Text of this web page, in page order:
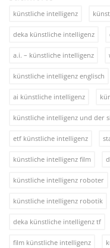
künstliche intelligenz
deka künstliche intelligenz
a.i. – künstliche intelligenz
künstliche intelligenz englisch
ai künstliche intelligenz
künstliche intelligenz und der
etf künstliche intelligenz
künstliche intelligenz film
künstliche intelligenz roboter
künstliche intelligenz robotik
deka künstliche intelligenz tf
film künstliche intelligenz